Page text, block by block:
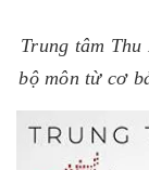
Trung tâm Thu
bộ môn từ cơ